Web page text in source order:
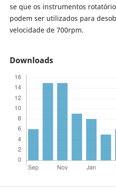
se que os instrumentos
podem ser utilizados para
velocidade de 700rpm.
Downloads